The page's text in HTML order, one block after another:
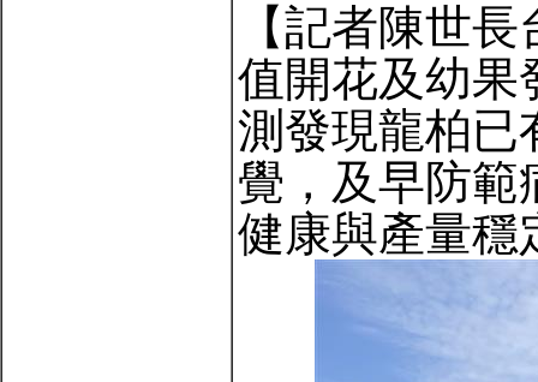
【記者陳世
值開花及幼果
測發現龍柏已
覺，及早防範
健康與產量穩